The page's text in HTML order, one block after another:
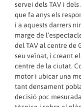
servei dels TAV i
que fa anys els
i a aquests darrers
marge de
del TAV al centre de
seu veïnat, i creant
centre de la ciutat.
motor i ubicar una
tant densament
decisió poc